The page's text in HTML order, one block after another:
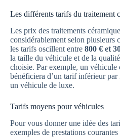
Les différents tarifs du traitement
Les prix des traitements
considérablement selon plusieurs
les tarifs oscillent entre 800 € et
la taille du véhicule et de la
choisie. Par exemple, un véhicule
bénéficiera d’un tarif inférieur
un véhicule de luxe.
Tarifs moyens pour véhicules
Pour vous donner une idée des
exemples de prestations courantes